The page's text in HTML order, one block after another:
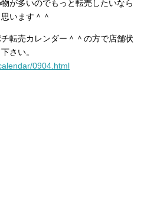
が多いのでもっと転売したいなら
います＾＾
転売カレンダー＾＾の方で店舗状
さい。
0904.html